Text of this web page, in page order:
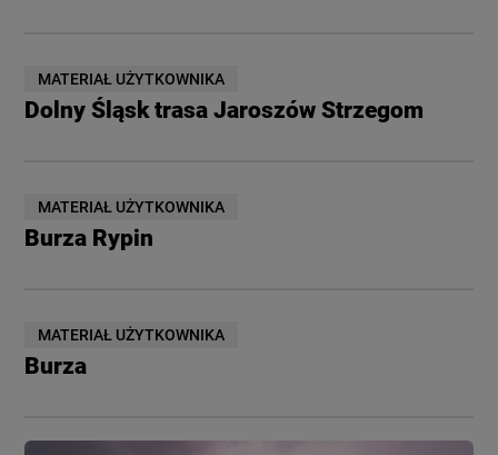
MATERIAŁ UŻYTKOWNIKA
Dolny Śląsk trasa Jaroszów Strzegom
MATERIAŁ UŻYTKOWNIKA
Burza Rypin
MATERIAŁ UŻYTKOWNIKA
Burza